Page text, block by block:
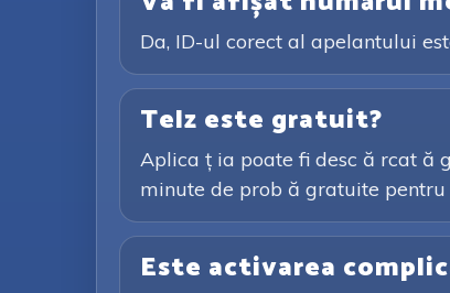
Da, ID-ul corect al apelantului
Telz este gratuit?
Aplica ț ia poate fi desc ă rcat ă
minute de prob ă gratuite
Este activarea